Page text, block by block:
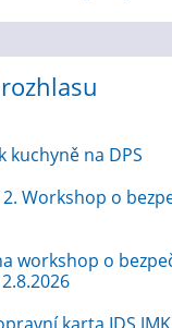
kuchyně na DPS
2. Workshop o
workshop o